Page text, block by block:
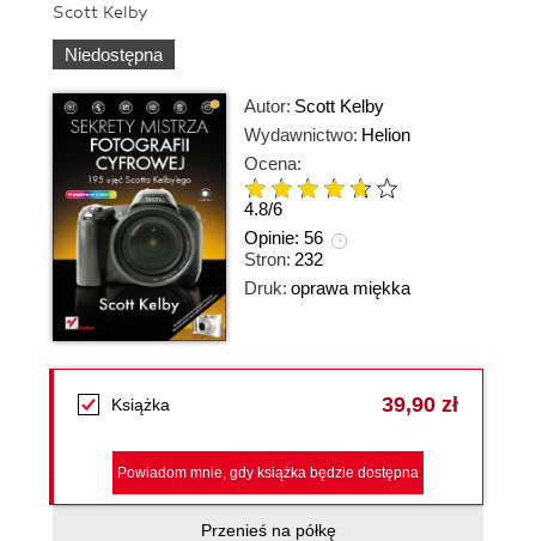
Scott Kelby
Niedostępna
Autor: Scott Kelby
Wydawnictwo: Helion
Ocena:
4.8/6
Opinie: 56
Stron: 232
Druk: oprawa miękka
Książka 39,90 zł
Powiadom mnie, gdy książka będzie dostępna
Przenieś na półkę